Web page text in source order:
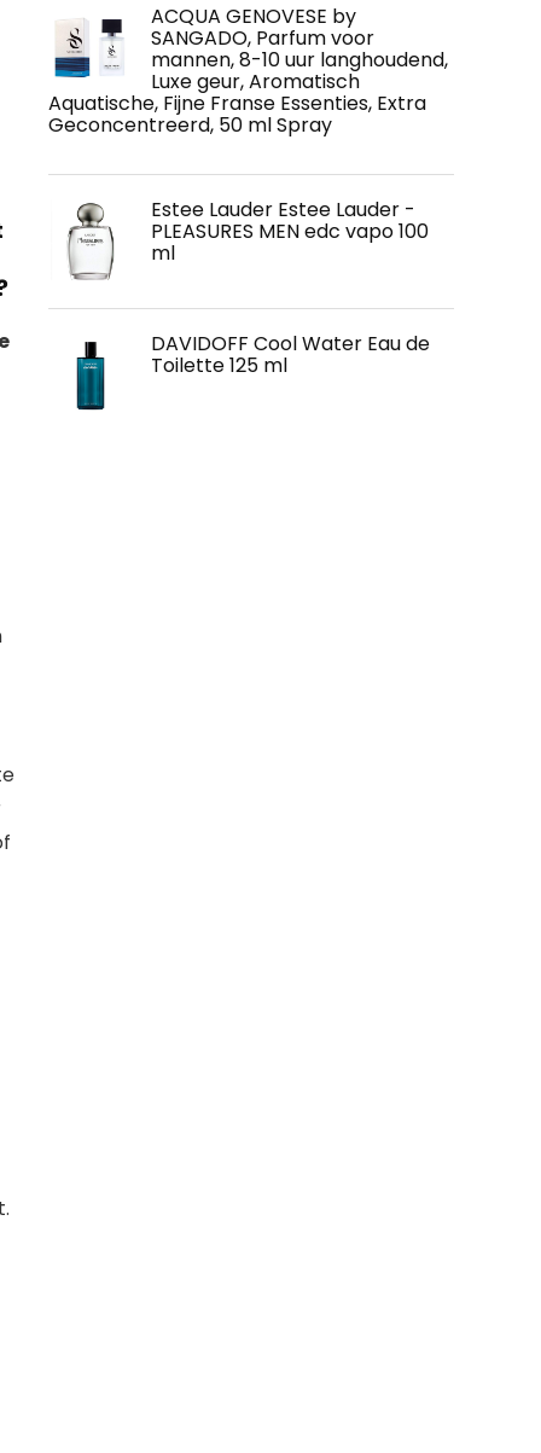
ACQUA GENOVESE by
SANGADO, Parfum voor
mannen, 8-10 uur langhoudend,
Luxe geur, Aromatisch
Aquatische, Fijne Franse Essenties, Extra
Geconcentreerd, 50 ml Spray
Estee Lauder Estee Lauder -
PLEASURES MEN edc vapo 100
ml
DAVIDOFF Cool Water Eau de
Toilette 125 ml